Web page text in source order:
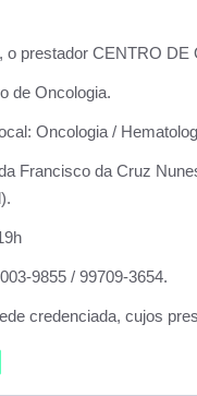
o prestador CENTRO
de Oncologia.
Oncologia /
Francisco da Cruz
9855 / 99709-3654.
credenciada, cujos